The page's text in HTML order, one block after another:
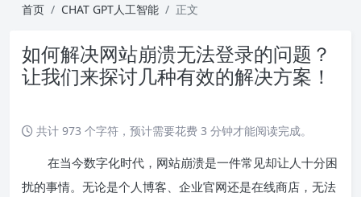
首页 CHAT GPT人工智能 正文
如何解决网站崩溃无法登录的问题？
让我们来探讨几种有效的解决方案！
共计 973 个字符，预计需要花费 3 分钟才能阅读完成。
在当今数字化时代，网站崩溃是一件常见却让人十分困
扰的事情。无论是个人博客、企业官网还是在线商店，无法